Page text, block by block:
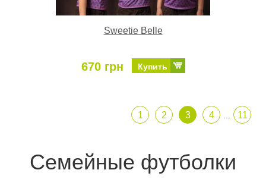
Sweetie Belle
670 грн Купить
1 2 3 4 ... 11
Семейные футболки